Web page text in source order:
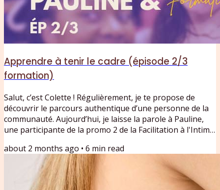
Apprendre à tenir le cadre (épisode 2/3
formation)
Salut, c’est Colette ! Régulièrement, je te propose de
découvrir le parcours authentique d’une personne de la
communauté. Aujourd’hui, je laisse la parole à Pauline,
une participante de la promo 2 de la Facilitation à l'Intime.
raconte son expérience au sein de la formation
Facilitation de l’Intime de Colette se Confesse. Un récit de
l’intérieur, entre exploration personnelle, apprentissage
du cadre, consentement et transmission....
about 2 months ago • 6 min read